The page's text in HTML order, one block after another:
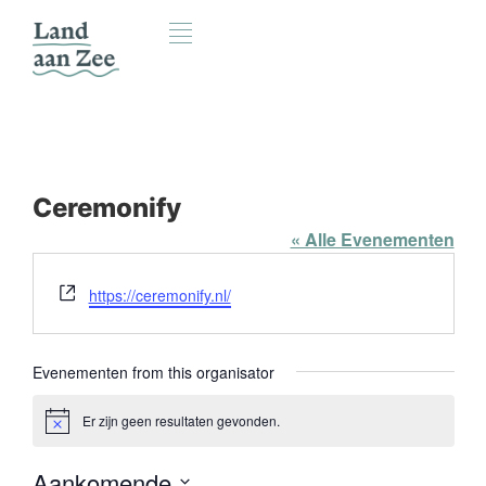
Ceremonify
« Alle Evenementen
Website
https://ceremonify.nl/
Evenementen from this organisator
BerichtEr zijn geen resultaten gevonden.